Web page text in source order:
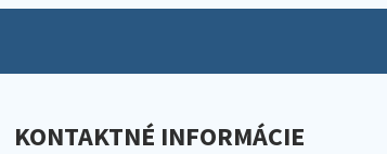
KONTAKTNÉ INFORMÁCIE